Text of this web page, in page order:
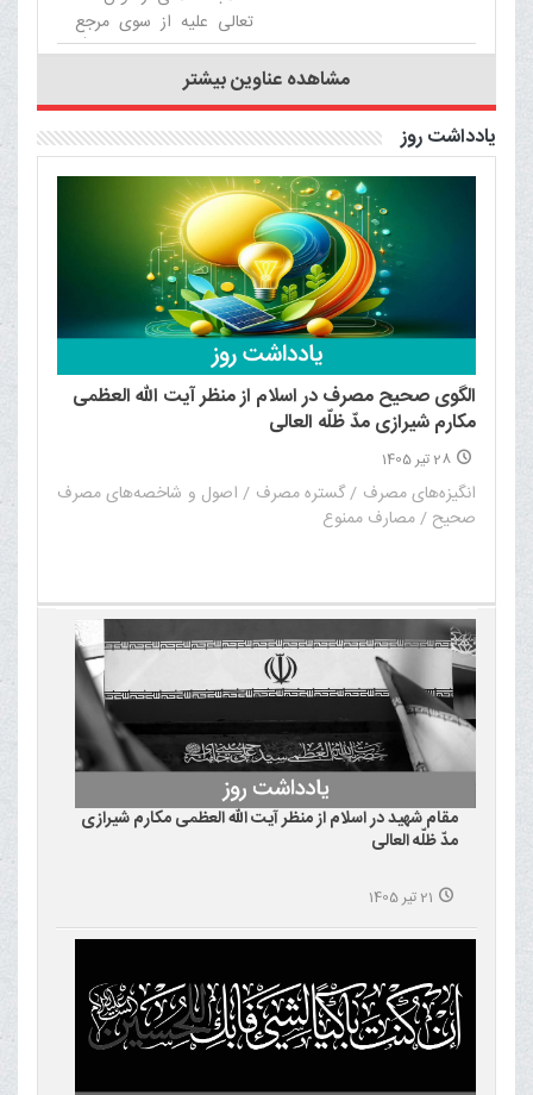
تعالی علیه از سوی مرجع
عالی‌قدر حضرت آیت الله
العظمی مکارم شیرازی
دامت برکاته برگزار می‌شود.‌
مشاهده عناوین بیشتر
یادداشت روز
الگوی صحیح مصرف در اسلام از منظر آیت الله العظمی
مکارم شیرازی مدّ ظلّه العالی
28 تیر 1405
انگیزه‌های مصرف / گستره مصرف / اصول و شاخصه‌های مصرف
صحیح / مصارف ممنوع‌
مقام شهید در اسلام از منظر آیت الله العظمی مکارم شیرازی
مدّ ظلّه العالی
21 تیر 1405